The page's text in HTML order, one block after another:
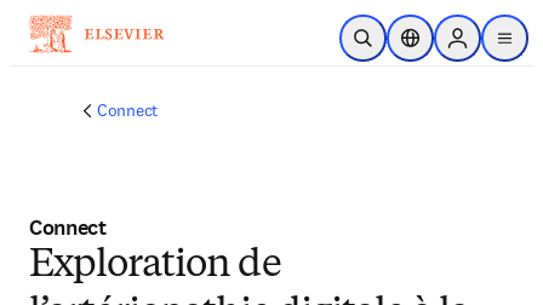
Passer au contenu principal
Ouvrir la recherche
Sélecteur de
Sign in to
menu
Connect
Connect
Exploration de